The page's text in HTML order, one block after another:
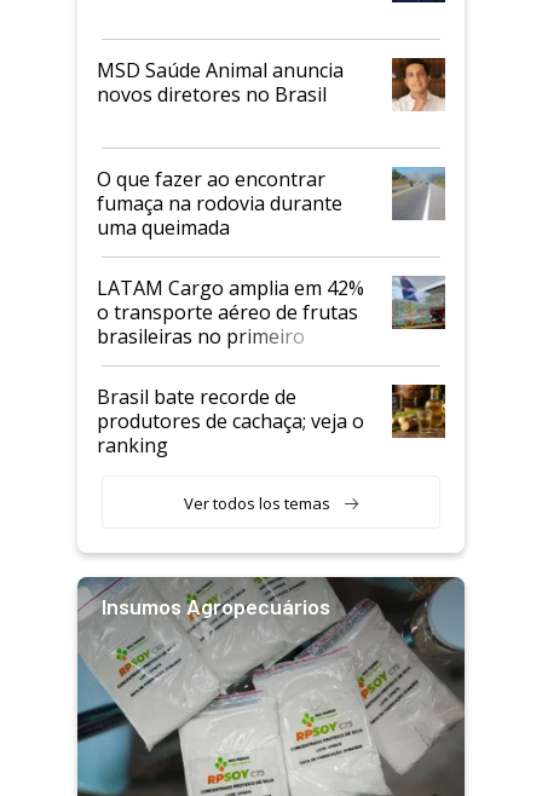
MSD Saúde Animal anuncia
novos diretores no Brasil
O que fazer ao encontrar
fumaça na rodovia durante
uma queimada
LATAM Cargo amplia em 42%
o transporte aéreo de frutas
brasileiras no primeiro
semestre
Brasil bate recorde de
produtores de cachaça; veja o
ranking
Ver todos los temas
Insumos Agropecuários